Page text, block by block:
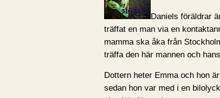
Daniels föräldrar
träffat en man via en
mamma ska åka från
träffa den här mannen och
Dottern heter Emma och hon
sedan hon var med i en